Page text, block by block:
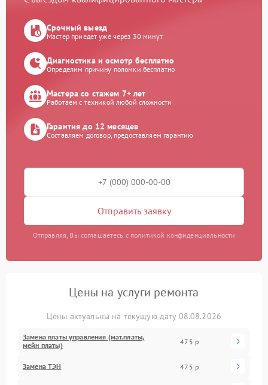
Срочный выезд
Мастер приедет уже через 30 минут
Диагностика и осмотр бесплатно
Определим причину поломки бесплатно
Мастера со стажем 7+ лет
Работаем с техникой любой сложности
Гарантия до 12 месяцев
Составляем договор, предоставляем гарантию
Отправить заявку
Отправляя, Вы соглашаетесь с политикой конфиденциальности
Цены на услуги ремонта
Цены актуальны на текущую дату 08.08.2026
Замена платы управления (мат.платы,
мейн платы)
475 р
Замена ТЭН 475 р